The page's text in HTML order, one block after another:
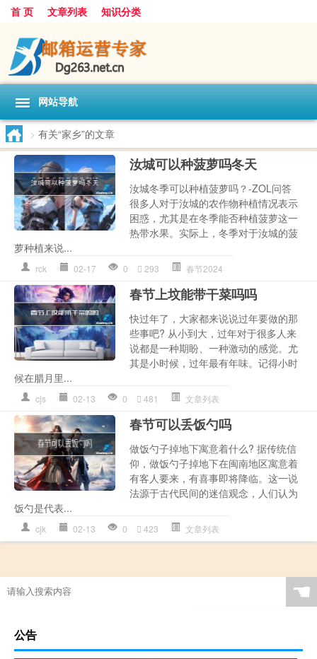
首 页 文章列表 知识分类
网站导航
> 有关“家乡”的文章
汝城可以种菠萝吗冬天
汝城冬季可以种植菠萝吗？-ZOL问答
很多人对于汝城的农作物种植情况表示
困惑，尤其是在冬季能否种植菠萝这一
热带水果。实际上，冬季对于汝城的菠
萝种植来说...
rck 02-17 0 293 春节2024
春节上坟能带干菜吗吗
快过年了，大家都来说说过年要做的那
些事吧? 从小到大，过年对于很多人来
说都是一种期盼、一种激动的感觉。尤
其是小时候，过年最有年味。记得小时
候在腊月里...
cjs 02-13 0 481 文章列表
春节可以丢饭勺吗
做饭勺子掉地下寓意着什么? 据传统信
仰，做饭勺子掉地下在闽南地区寓意着
有客人要来，有喜事即将降临。这一说
法源于古代民间的迷信观念，人们认为
饭勺是代表...
cjk 02-13 0 423 文章列表
☚
公告